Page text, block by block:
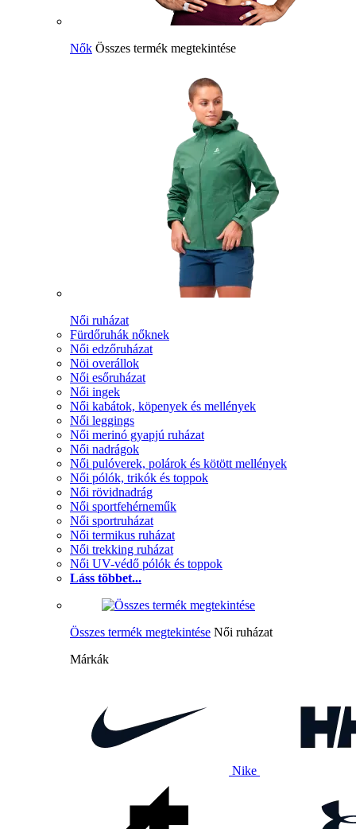
Nők Összes termék megtekintése
Női ruházat
Fürdőruhák nőknek
Női edzőruházat
Nöi overállok
Női esőruházat
Női ingek
Női kabátok, köpenyek és mellények
Női leggings
Női merinó gyapjú ruházat
Női nadrágok
Női pulóverek, polárok és kötött mellények
Női pólók, trikók és toppok
Női rövidnadrág
Női sportfehérneműk
Női sportruházat
Női termikus ruházat
Női trekking ruházat
Női UV-védő pólók és toppok
Láss többet...
Összes termék megtekintése Női ruházat
Márkák
Nike